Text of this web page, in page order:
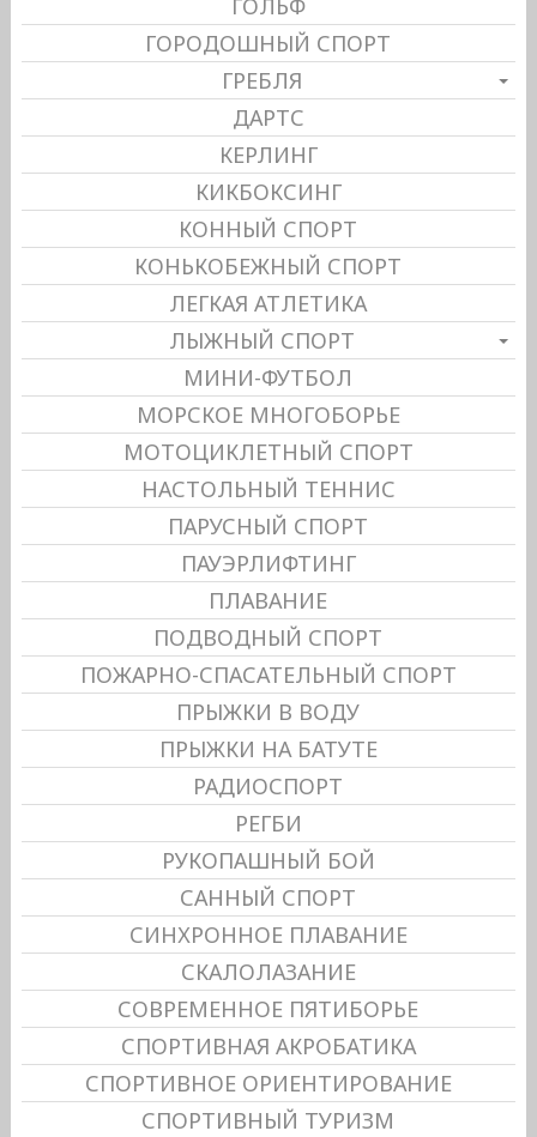
ГОЛЬФ
ГОРОДОШНЫЙ СПОРТ
ГРЕБЛЯ
ДАРТС
КЕРЛИНГ
КИКБОКСИНГ
КОННЫЙ СПОРТ
КОНЬКОБЕЖНЫЙ СПОРТ
ЛЕГКАЯ АТЛЕТИКА
ЛЫЖНЫЙ СПОРТ
МИНИ-ФУТБОЛ
МОРСКОЕ МНОГОБОРЬЕ
МОТОЦИКЛЕТНЫЙ СПОРТ
НАСТОЛЬНЫЙ ТЕННИС
ПАРУСНЫЙ СПОРТ
ПАУЭРЛИФТИНГ
ПЛАВАНИЕ
ПОДВОДНЫЙ СПОРТ
ПОЖАРНО-СПАСАТЕЛЬНЫЙ СПОРТ
ПРЫЖКИ В ВОДУ
ПРЫЖКИ НА БАТУТЕ
РАДИОСПОРТ
РЕГБИ
РУКОПАШНЫЙ БОЙ
САННЫЙ СПОРТ
СИНХРОННОЕ ПЛАВАНИЕ
СКАЛОЛАЗАНИЕ
СОВРЕМЕННОЕ ПЯТИБОРЬЕ
СПОРТИВНАЯ АКРОБАТИКА
СПОРТИВНОЕ ОРИЕНТИРОВАНИЕ
СПОРТИВНЫЙ ТУРИЗМ